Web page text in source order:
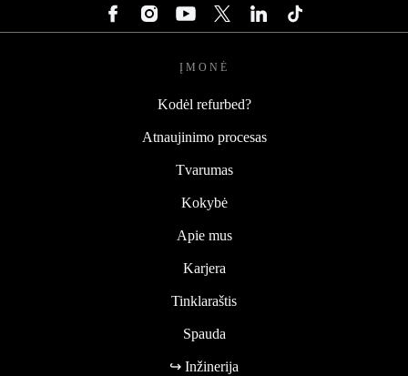
ĮMONĖ
Kodėl refurbed?
Atnaujinimo procesas
Tvarumas
Kokybė
Apie mus
Karjera
Tinklaraštis
Spauda
↪ Inžinerija